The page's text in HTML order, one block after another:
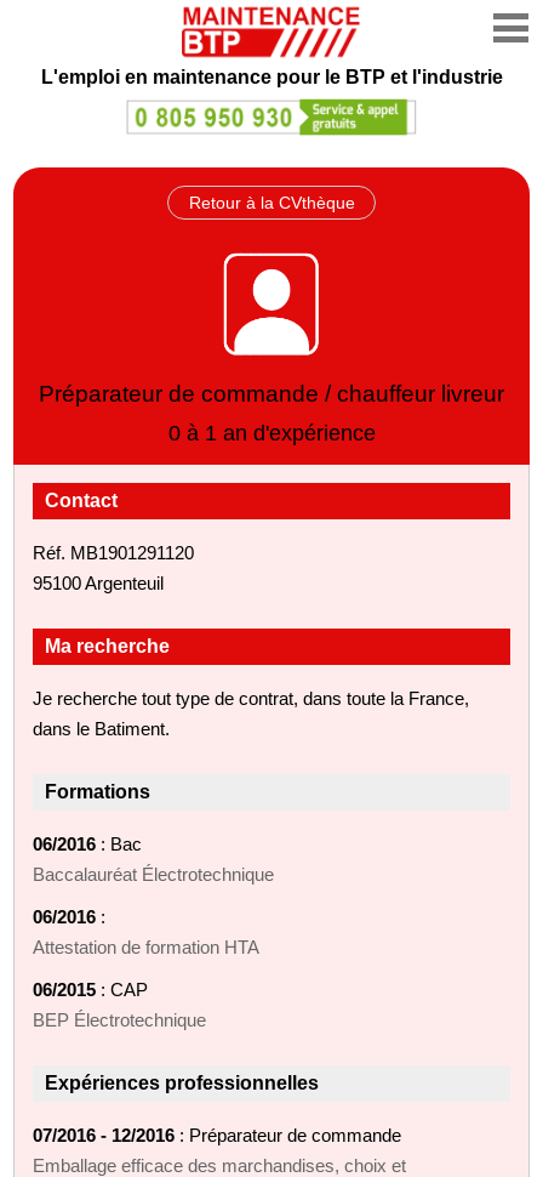
L'emploi en maintenance pour le BTP et l'industrie
Retour à la CVthèque
Préparateur de commande / chauffeur livreur
0 à 1 an d'expérience
Contact
Réf. MB1901291120
95100 Argenteuil
Ma recherche
Je recherche tout type de contrat, dans toute la France,
dans le Batiment.
Formations
06/2016 : Bac
Baccalauréat Électrotechnique
06/2016 :
Attestation de formation HTA
06/2015 : CAP
BEP Électrotechnique
Expériences professionnelles
07/2016 - 12/2016 : Préparateur de commande
Emballage efficace des marchandises, choix et